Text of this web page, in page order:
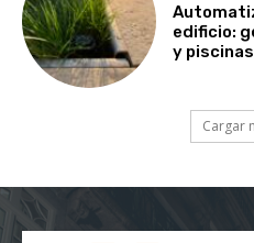
edificio:
y piscinas
Cargar